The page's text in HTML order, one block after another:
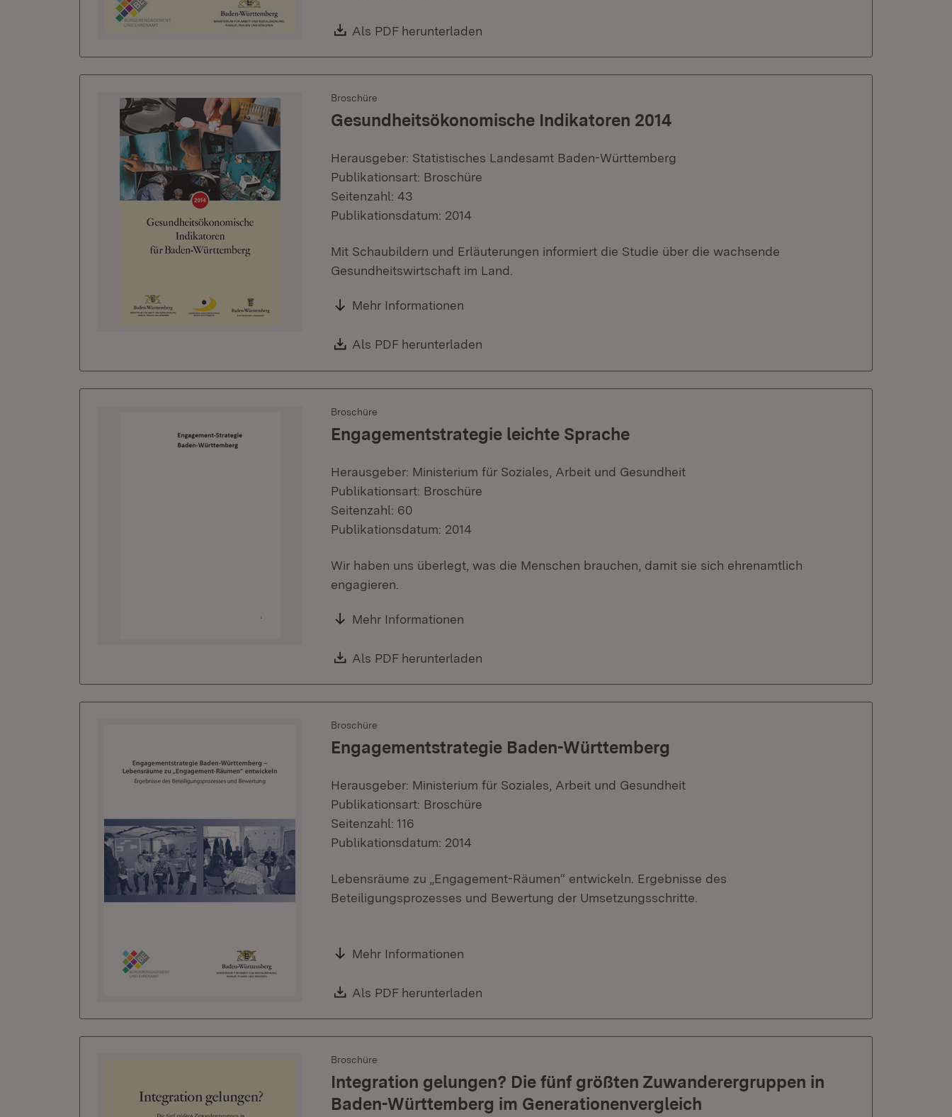
Download:
Als PDF herunterladen
Broschüre
Gesundheitsökonomische Indikatoren 2014
Herausgeber: Statistisches Landesamt Baden-Württemberg
Publikationsart: Broschüre
Seitenzahl: 43
Publikationsdatum: 2014
Mit Schaubildern und Erläuterungen informiert die Studie über die wachsende
Gesundheitswirtschaft im Land.
Mehr Informationen
Download:
Als PDF herunterladen
Broschüre
Engagementstrategie leichte Sprache
Herausgeber: Ministerium für Soziales, Arbeit und Gesundheit
Publikationsart: Broschüre
Seitenzahl: 60
Publikationsdatum: 2014
Wir haben uns überlegt, was die Menschen brauchen, damit sie sich ehrenamtlich
engagieren.
Mehr Informationen
Download:
Als PDF herunterladen
Broschüre
Engagementstrategie Baden-Württemberg
Herausgeber: Ministerium für Soziales, Arbeit und Gesundheit
Publikationsart: Broschüre
Seitenzahl: 116
Publikationsdatum: 2014
Lebensräume zu „Engagement-Räumen“ entwickeln. Ergebnisse des
Beteiligungsprozesses und Bewertung der Umsetzungsschritte.
Mehr Informationen
Download:
Als PDF herunterladen
Broschüre
Integration gelungen? Die fünf größten Zuwanderergruppen in
Baden-Württemberg im Generationenvergleich